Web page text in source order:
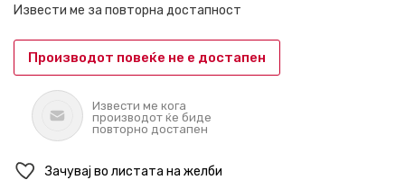
Извести ме за повторна достапност
Производот повеќе не е достапен
Извести ме кога
производот ќе биде
повторно достапен
Зачувај во листата на желби